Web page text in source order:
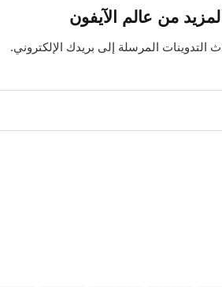
من عالم الآيفون
المرسلة إلى بريدك الإلكتروني.